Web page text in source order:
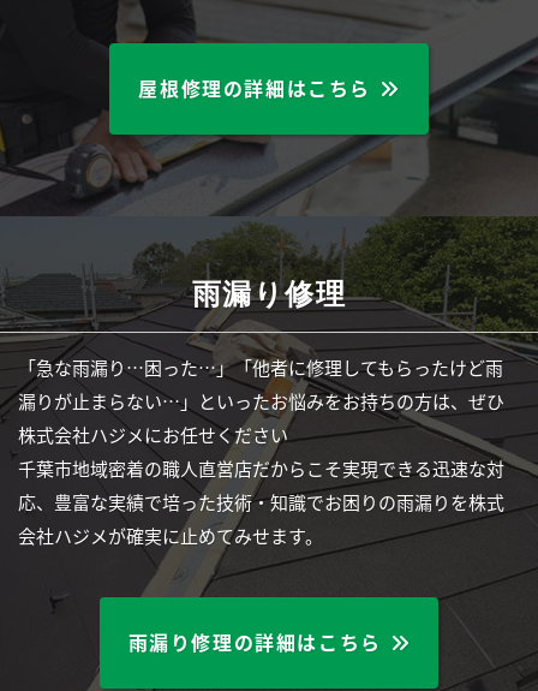
屋根修理の詳細はこちら
雨漏り修理
「急な雨漏り…困った…」「他者に修理してもらったけど雨
漏りが止まらない…」といったお悩みをお持ちの方は、ぜひ
株式会社ハジメにお任せください
千葉市地域密着の職人直営店だからこそ実現できる迅速な対
応、豊富な実績で培った技術・知識でお困りの雨漏りを株式
会社ハジメが確実に止めてみせます。
雨漏り修理の詳細はこちら